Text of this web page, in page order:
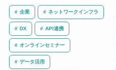
企業 ネットワークインフラ
DX API連携
オンラインセミナー
データ活用